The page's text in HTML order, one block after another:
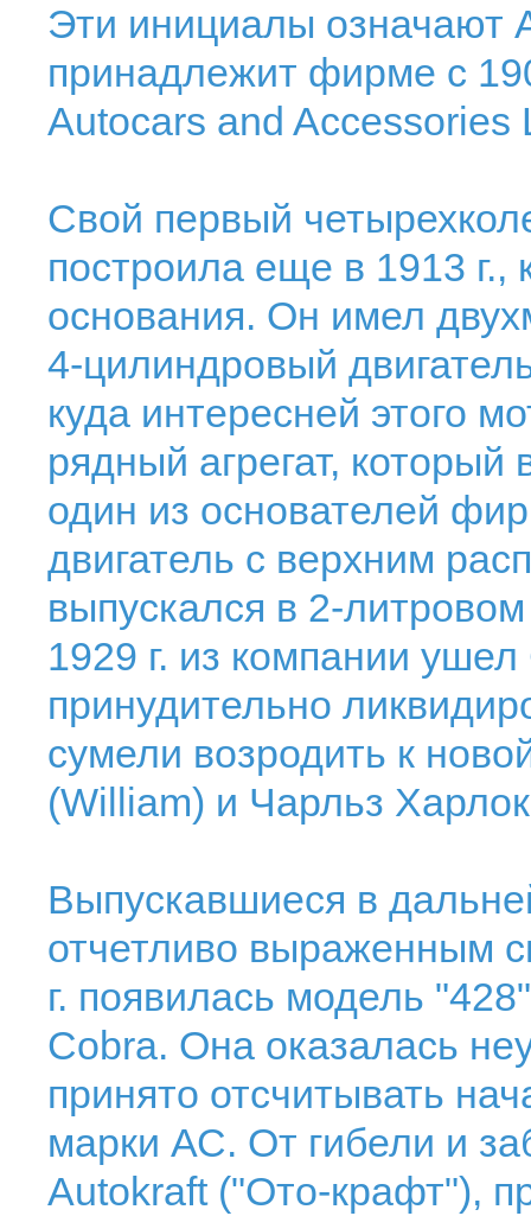
Эти инициалы означают
принадлежит фирме с
Autocars and Accessories
Свой первый
построила еще в 1913 г.,
основания. Он имел
4-цилиндровый
куда интересней этого
рядный агрегат, который
один из основателей
двигатель с верхним
выпускался в 2-
1929 г. из компании
принудительно
сумели возродить к
(William) и Чарльз
Выпускавшиеся в
отчетливо выраженным
г. появилась модель
Cobra. Она оказалась
принято отсчитывать
марки АС. От гибели и
Autokraft ("Ото-крафт"),